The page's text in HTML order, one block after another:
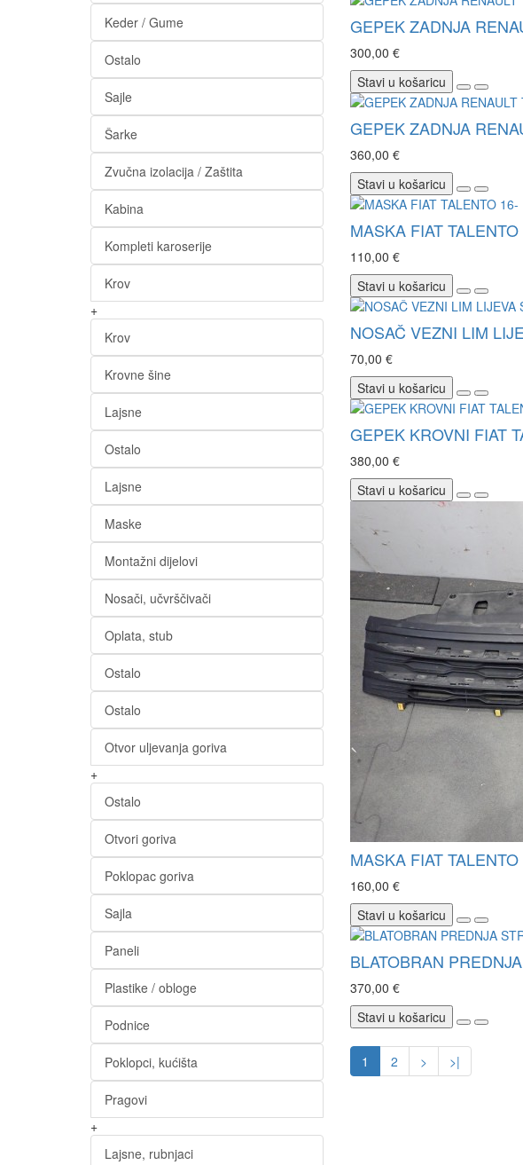
Keder / Gume
Ostalo
Sajle
Šarke
Zvučna izolacija / Zaštita
Kabina
Kompleti karoserije
Krov
+
Krov
Krovne šine
Lajsne
Ostalo
Lajsne
Maske
Montažni dijelovi
Nosači, učvrščivači
Oplata, stub
Ostalo
Ostalo
Otvor uljevanja goriva
+
Ostalo
Otvori goriva
Poklopac goriva
Sajla
Paneli
Plastike / obloge
Podnice
Poklopci, kućišta
Pragovi
+
Lajsne, rubnjaci
GEPEK ZADNJA
300,00 €
Stavi u košaricu
GEPEK ZADNJA
360,00 €
Stavi u košaricu
MASKA FIAT TALENTO
110,00 €
Stavi u košaricu
NOSAČ VEZNI LIM
70,00 €
Stavi u košaricu
GEPEK KROVNI FIAT
380,00 €
Stavi u košaricu
MASKA FIAT
160,00 €
Stavi u košaricu
BLATOBRAN
370,00 €
Stavi u košaricu
1 2 > >|